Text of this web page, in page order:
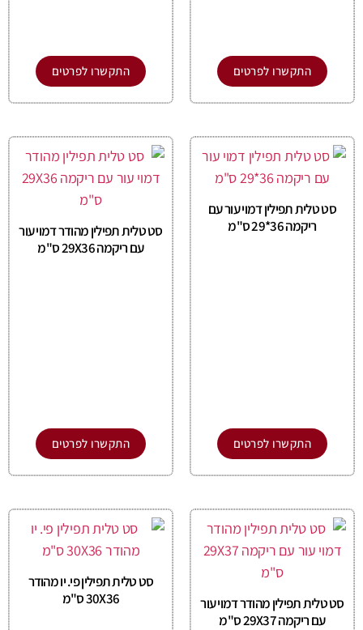
התקשרו לפרטים התקשרו לפרטים
סט טלית תפילין דמוי עור עם
ריקמה 36*29 ס"מ
התקשרו לפרטים
סט טלית תפילין מהודר דמוי עור
עם ריקמה 29X36 ס"מ
התקשרו לפרטים
סט טלית תפילין מהודר דמוי עור
עם ריקמה 29X37 ס"מ
סט טלית תפילין פי. יו מהודר
30X36 ס"מ